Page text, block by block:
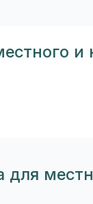
и
для